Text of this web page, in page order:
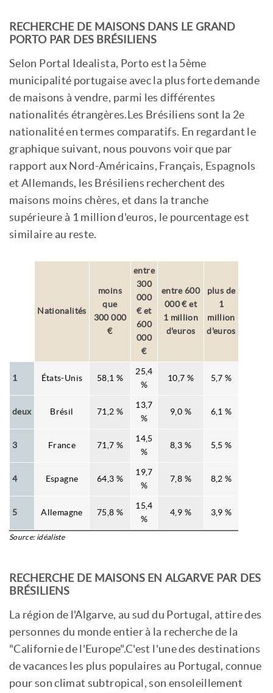
RECHERCHE DE MAISONS DANS LE GRAND
PORTO PAR DES BRÉSILIENS
Selon Portal Idealista, Porto est la 5ème
municipalité portugaise avec la plus forte demande
de maisons à vendre, parmi les différentes
nationalités étrangères.Les Brésiliens sont la 2e
nationalité en termes comparatifs. En regardant le
graphique suivant, nous pouvons voir que par
rapport aux Nord-Américains, Français, Espagnols
et Allemands, les Brésiliens recherchent des
maisons moins chères, et dans la tranche
supérieure à 1 million d'euros, le pourcentage est
similaire au reste.
Nationalités
moins
que
300 000
€
entre
300
000
€ et
600
000
€
entre 600
000 € et
1 million
d'euros
plus de
1
million
d'euros
1 États-Unis 58,1 %
25,4
%
10,7 % 5,7 %
deux Brésil 71,2 %
13,7
%
9,0 % 6,1 %
3 France 71,7 %
14,5
%
8,3 % 5,5 %
4 Espagne 64,3 %
19,7
%
7,8 % 8,2 %
5 Allemagne 75,8 %
15,4
%
4,9 % 3,9 %
Source: idéaliste
RECHERCHE DE MAISONS EN ALGARVE PAR DES
BRÉSILIENS
La région de l'Algarve, au sud du Portugal, attire des
personnes du monde entier à la recherche de la
"Californie de l'Europe".C'est l'une des destinations
de vacances les plus populaires au Portugal, connue
pour son climat subtropical, son ensoleillement